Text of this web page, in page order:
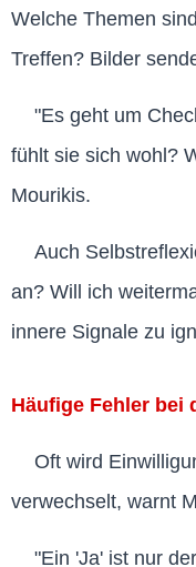
Welche Themen
Treffen? Bilder
"Es geht um
fühlt sie sich wohl?
Mourikis.
Auch
an? Will ich
innere Signale zu
Häufige Fehler bei
Oft wird
verwechselt, warnt
"Ein 'Ja' ist nur